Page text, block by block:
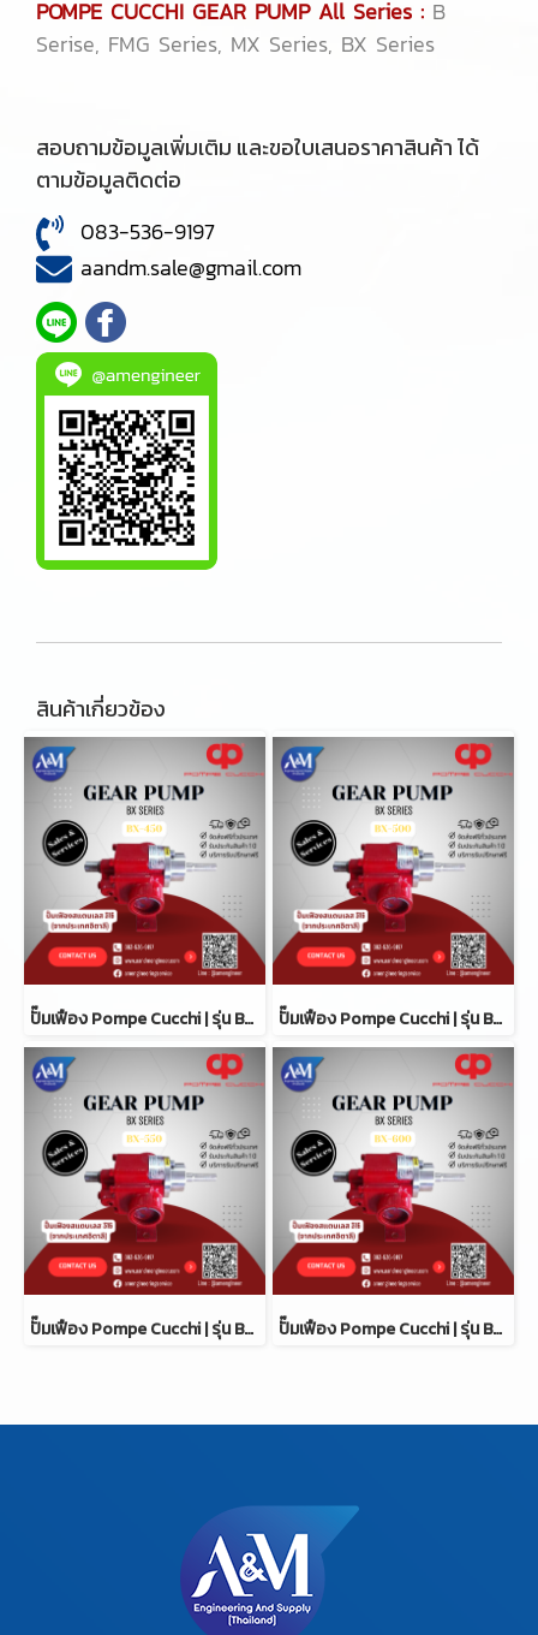
POMPE CUCCHI GEAR PUMP All Series : B
Serise, FMG Series, MX Series, BX Series
สอบถามข้อมูลเพิ่มเติม และขอใบเสนอราคาสินค้า ได้
ตามข้อมูลติดต่อ
083-536-9197
aandm.sale@gmail.com
สินค้าเกี่ยวข้อง
ปั๊มเฟือง Pompe Cucchi | รุ่น BX-450 ปั๊มเฟือง Pompe Cucchi | รุ่น BX-500
ปั๊มเฟือง Pompe Cucchi | รุ่น BX-550 ปั๊มเฟือง Pompe Cucchi | รุ่น BX-600